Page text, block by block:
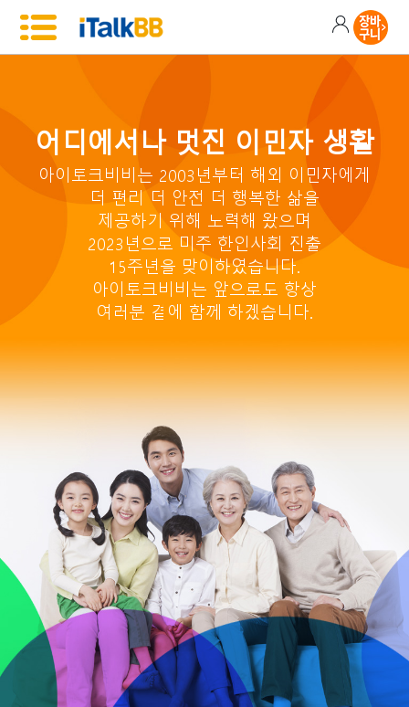
어디에서나 멋진 이민자 생활
아이토크비비는 2003년부터 해외 이민자에게
더 편리 더 안전 더 행복한 삶을
제공하기 위해 노력해 왔으며
2023년으로 미주 한인사회 진출
15주년을 맞이하였습니다.
아이토크비비는 앞으로도 항상
여러분 곁에 함께 하겠습니다.